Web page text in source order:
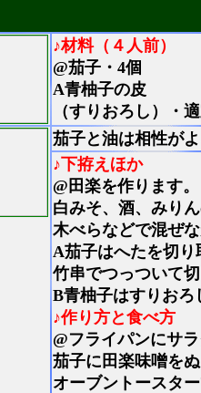
♪材料（４人前）
@茄子・4個
A青柚子の皮
（すりおろし）・
茄子と油は相性が
♪下拵えほか
@田楽を作ります。
白みそ、酒、みり
木べらなどで混ぜ
A茄子はへたを切り
竹串でつっついて
B青柚子はすりおろ
♪作り方と食べ方
@フライパンにサ
茄子に田楽味噌を
オーブントースタ